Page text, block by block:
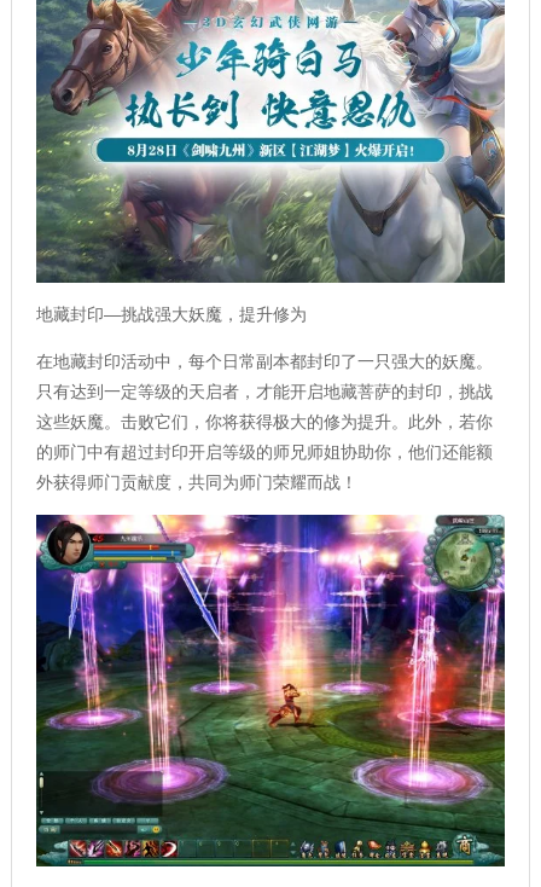
地藏封印—挑战强大妖魔，提升修为
在地藏封印活动中，每个日常副本都封印了一只强大的妖魔。
只有达到一定等级的天启者，才能开启地藏菩萨的封印，挑战
这些妖魔。击败它们，你将获得极大的修为提升。此外，若你
的师门中有超过封印开启等级的师兄师姐协助你，他们还能额
外获得师门贡献度，共同为师门荣耀而战！